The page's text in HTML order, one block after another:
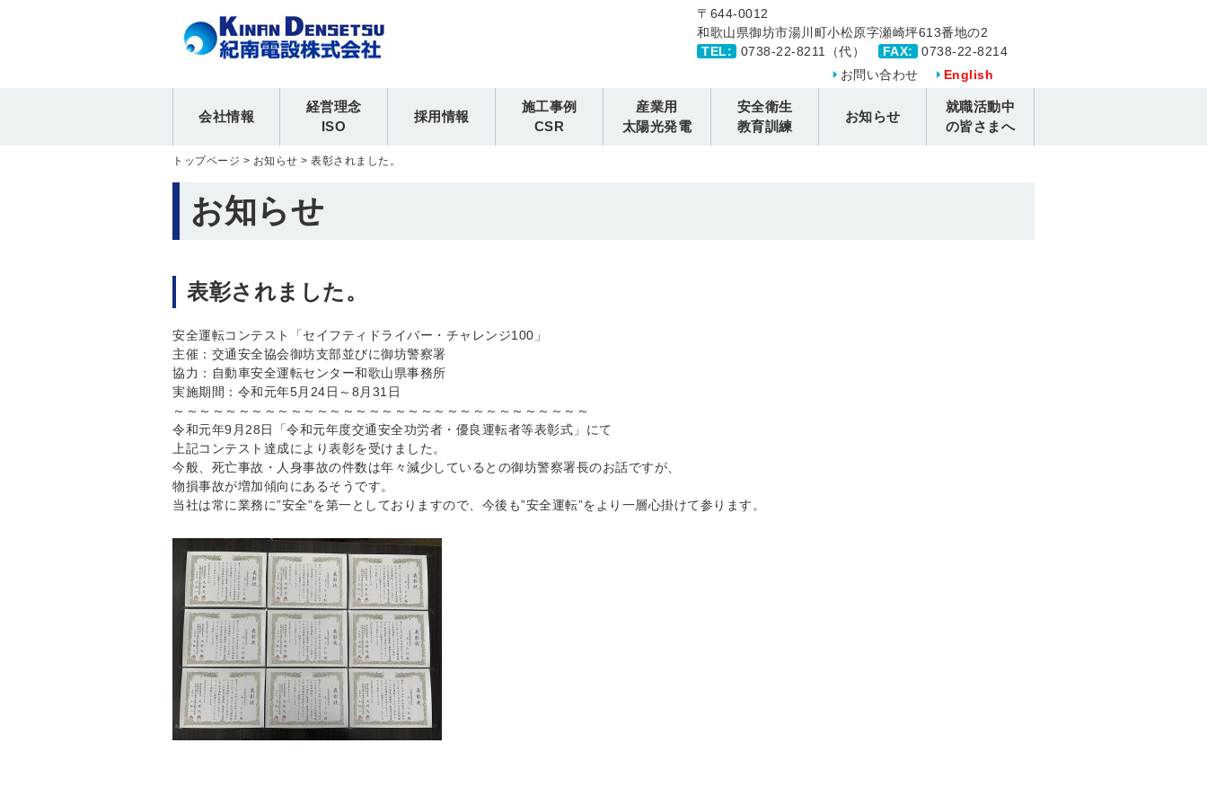
〒644-0012
和歌山県御坊市湯川町小松原字瀬崎坪613番地の2
TEL:
0738-22-8211（代） FAX:
0738-22-8214
お問い合わせ
English
会社情報
経営理念
ISO
採用情報
施工事例
CSR
産業用
太陽光発電
安全衛生
教育訓練
お知らせ
就職活動中
の皆さまへ
トップページ > お知らせ > 表彰されました。
お知らせ
表彰されました。
安全運転コンテスト「セイフティドライバー・チャレンジ100」
主催：交通安全協会御坊支部並びに御坊警察署
協力：自動車安全運転センター和歌山県事務所
実施期間：令和元年5月24日～8月31日
～～～～～～～～～～～～～～～～～～～～～～～～～～～～～～～～
令和元年9月28日「令和元年度交通安全功労者・優良運転者等表彰式」にて
上記コンテスト達成により表彰を受けました。
今般、死亡事故・人身事故の件数は年々減少しているとの御坊警察署長のお話ですが、
物損事故が増加傾向にあるそうです。
当社は常に業務に”安全”を第一としておりますので、今後も”安全運転”をより一層心掛けて参ります。